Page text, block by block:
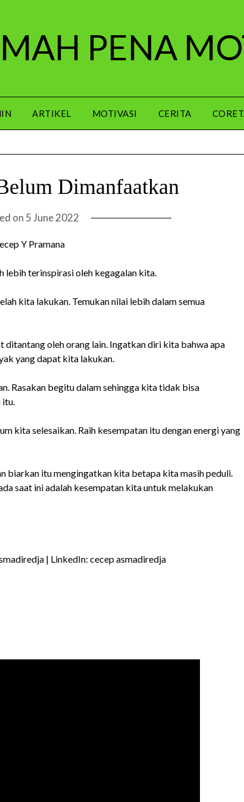
PENA
ARTIKEL MOTIVASI CERITA
Dimanfaatkan
on 5 June 2022
Y Pramana
lebih terinspirasi oleh kegagalan kita.
kita lakukan. Temukan nilai lebih dalam semua
ditantang oleh orang lain. Ingatkan diri kita bahwa apa
yang dapat kita lakukan.
Rasakan begitu dalam sehingga kita tidak bisa
itu.
kita selesaikan. Raih kesempatan itu dengan energi yang
biarkan itu mengingatkan kita betapa kita masih peduli.
saat ini adalah kesempatan kita untuk melakukan
| LinkedIn: cecep asmadiredja